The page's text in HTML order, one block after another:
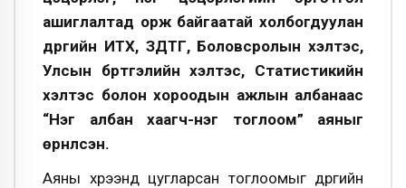
ашиглалтад орж байгаатай холбогдуулан
дүүргийн ИТХ, ЗДТГ, Боловсролын хэлтэс,
Улсын бүртгэлийн хэлтэс, Статистикийн
хэлтэс болон хороодын ажлын албанаас
“Нэг албан хаагч-нэг тоглоом” аяныг
өрнүүлсэн.
Аяны хүрээнд цугларсан тоглоомыг дүүргийн